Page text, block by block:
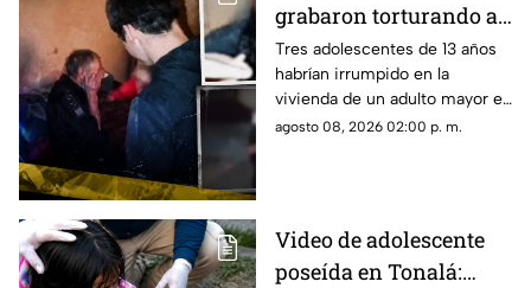
grabaron torturando a
un adulto mayor en su
propia casa en Rusia
Tres adolescentes de 13 años
habrían irrumpido en la
vivienda de un adulto mayor en
Moscú y grabado la agresión.
agosto 08, 2026 02:00 p. m.
Video de adolescente
poseída en Tonalá: